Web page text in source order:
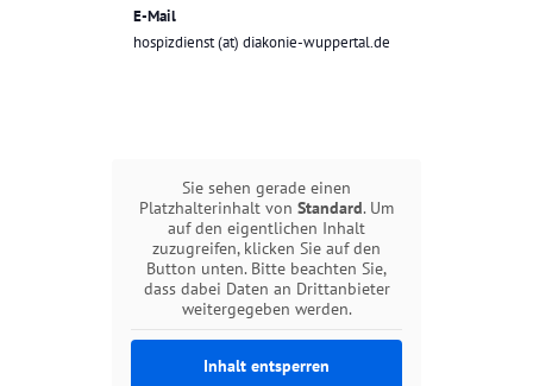
E-Mail
hospizdienst (at) diakonie-wuppertal.de
Sie sehen gerade einen
Platzhalterinhalt von Standard. Um
auf den eigentlichen Inhalt
zuzugreifen, klicken Sie auf den
Button unten. Bitte beachten Sie,
dass dabei Daten an Drittanbieter
weitergegeben werden.
Inhalt entsperren